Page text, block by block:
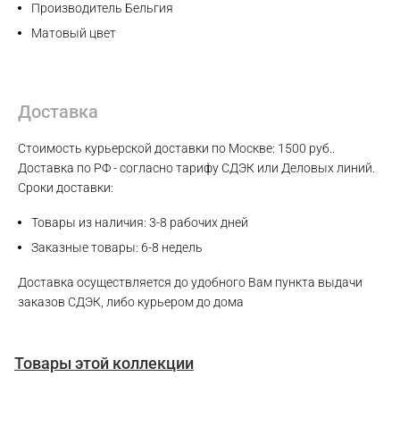
Производитель Бельгия
Матовый цвет
Доставка
Стоимость курьерской доставки по Москве: 1500 руб..
Доставка по РФ - согласно тарифу СДЭК или Деловых линий.
Сроки доставки:
Товары из наличия: 3-8 рабочих дней
Заказные товары: 6-8 недель
Доставка осуществляется до удобного Вам пункта выдачи
заказов СДЭК, либо курьером до дома
Товары этой коллекции